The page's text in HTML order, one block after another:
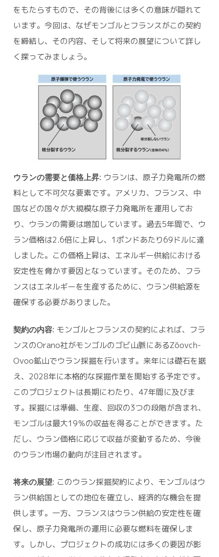
をもたらすもので、その背後には多くの意味が隠れて
います。今回は、なぜモンゴルとフランスがこの契約
を締結し、その内容、そして将来の展望について詳し
く探ってみましょう。
ウランの需要と価格上昇: ウランは、原子力発電所の燃
料として不可欠な要素です。アメリカ、フランス、中
国などの国々が大規模な原子力発電所を運用してお
り、ウランの需要は増加しています。過去5年間で、ウ
ラン価格は2.6倍に上昇し、1ポンドあたり69ドルに達
しました。この価格上昇は、エネルギー供給における
安定性を脅かす要因となっています。そのため、フラ
ンスはエネルギーを生産するために、ウラン供給源を
確保する必要がありました。
契約の内容: モンゴルとフランスの契約によれば、フラ
ンスのOrano社がモンゴルのゴビ山脈にあるZöovch-
Ovoo鉱山でウラン採掘を行います。来年には礎石を据
え、2028年に本格的な採掘作業を開始する予定です。
このプロジェクトは長期にわたり、47年間に及びま
す。採掘には準備、生産、回収の3つの段階が含まれ、
モンゴルは最大19％の収益を得ることができます。た
だし、ウラン価格に応じて収益が変動するため、今後
のウラン市場の動向が注目されます。
将来の展望: このウラン採掘契約により、モンゴルはウ
ラン供給国としての地位を確立し、経済的な機会を提
供します。一方、フランスはウラン供給の安定性を確
保し、原子力発電所の運用に必要な燃料を確保しま
す。しかし、プロジェクトの成功には多くの要因が影